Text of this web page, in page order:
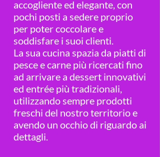
accogliente ed elegante, con
pochi posti a sedere proprio
per poter coccolare e
soddisfare i suoi clienti.
La sua cucina spazia da piatti di
pesce e carne più ricercati fino
ad arrivare a dessert innovativi
ed entrée più tradizionali,
utilizzando sempre prodotti
freschi del nostro territorio e
avendo un occhio di riguardo ai
dettagli.